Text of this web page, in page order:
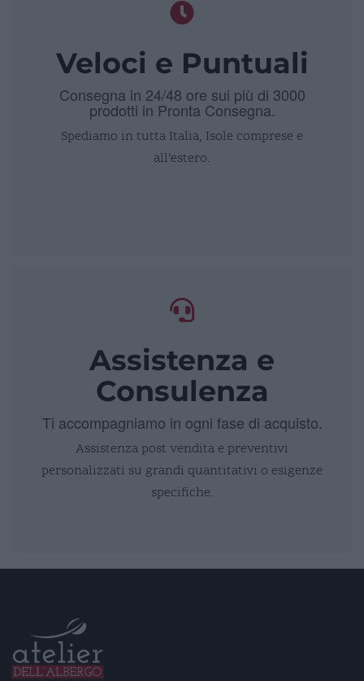
Veloci e Puntuali
Consegna in 24/48 ore sui più di 3000
prodotti in Pronta Consegna.
Spediamo in tutta Italia, Isole comprese e
all’estero.
Assistenza e
Consulenza
Ti accompagniamo in ogni fase di acquisto.
Assistenza post vendita e preventivi
personalizzati su grandi quantitativi o esigenze
specifiche.